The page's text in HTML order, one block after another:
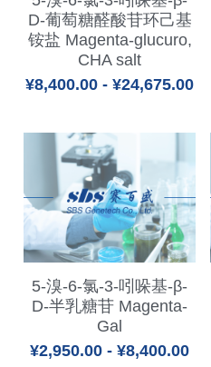
D-葡萄糖醛酸苷环己基
铵盐 Magenta-glucuro,
CHA salt
¥8,400.00 - ¥24,675.00
5-溴-6-氯-3-吲哚基-β-
D-半乳糖苷 Magenta-
Gal
¥2,950.00 - ¥8,400.00